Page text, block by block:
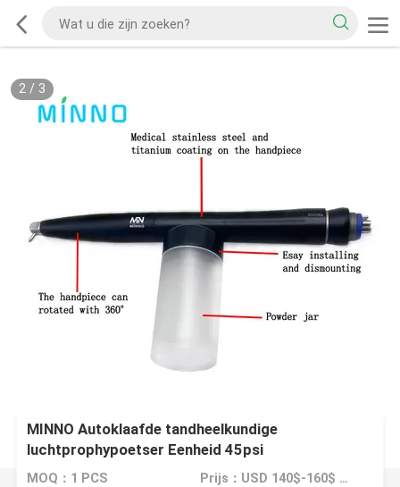
2/ 3
MINNO Autoklaafde tandheelkundige
luchtprophypoetser Eenheid 45psi
MOQ：1 PCS Prijs：USD 140$-160$ PCS